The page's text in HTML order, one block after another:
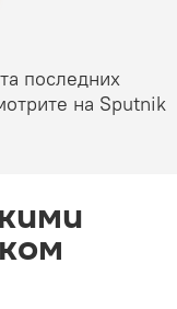
последних
на Sputnik